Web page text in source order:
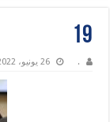
19
. 26 يونيو، 2022